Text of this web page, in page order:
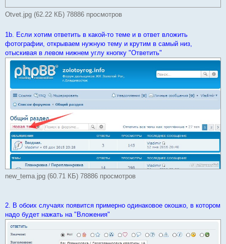
Otvet.jpg (62.22 КБ) 78886 просмотров
1b. Если хотим ответить в какой-то теме и в ответ вложить
фотографии, открываем нужную тему и крутим в самый низ,
отыскивая в левом нижнем углу кнопку "Ответить"
new_tema.jpg (60.71 КБ) 78886 просмотров
2. В обоих случаях появится примерно одинаковое окошко, в котором
надо будет нажать на "Вложения"